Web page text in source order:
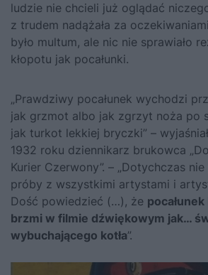
ludzie nie chcieli już oglądać
z trudem nadążała za
było multum, ale nic nie sprawiało
kłopotu jak pocałunki.
„Prawdziwy pocałunek wychodzi
jak grzmot albo jak zgrzyt noża po
jak turkot lekkiej bryczki” –
1932 roku dziennikarz brukowca
Kurier Czerwony”. – „Dotychczas
próby z wszystkimi artystami i
Dość powiedzieć (…), że
brzmi w filmie dźwiękowym jak…
wybuchającego kotła”.